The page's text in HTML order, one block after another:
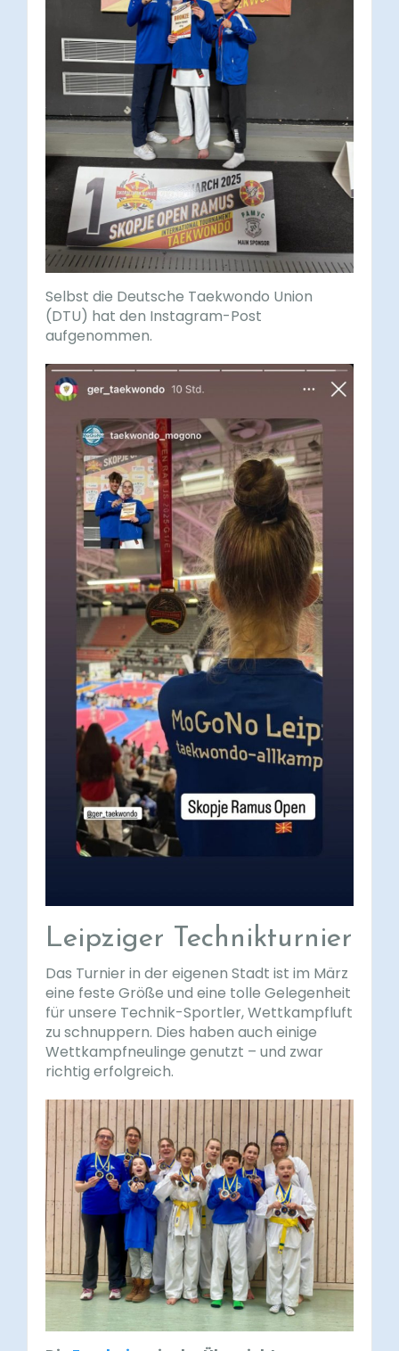
Selbst die Deutsche Taekwondo Union
(DTU) hat den Instagram-Post
aufgenommen.
Leipziger Technikturnier
Das Turnier in der eigenen Stadt ist im März
eine feste Größe und eine tolle Gelegenheit
für unsere Technik-Sportler, Wettkampfluft
zu schnuppern. Dies haben auch einige
Wettkampfneulinge genutzt – und zwar
richtig erfolgreich.